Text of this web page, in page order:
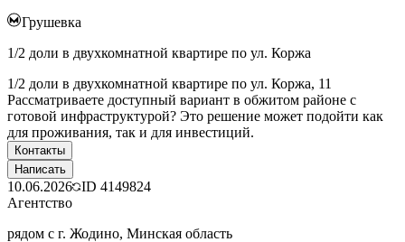
Грушевка
1/2 доли в двухкомнатной квартире по ул. Коржа
1/2 доли в двухкомнатной квартире по ул. Коржа, 11
Рассматриваете доступный вариант в обжитом районе с
готовой инфраструктурой? Это решение может подойти как
для проживания, так и для инвестиций.
Контакты
Написать
10.06.2026 ID 4149824
Агентство
рядом с г. Жодино, Минская область